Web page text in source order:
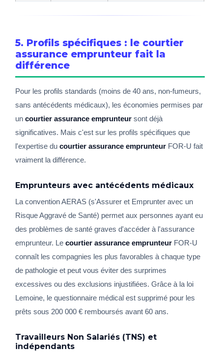
5. Profils spécifiques : le courtier
assurance emprunteur fait la
différence
Pour les profils standards (moins de 40 ans, non-fumeurs,
sans antécédents médicaux), les économies permises par
uncourtier assurance emprunteur sont déjà
significatives. Mais c'est sur les profils spécifiques que
l'expertise ducourtier assurance emprunteur FOR-U fait
vraiment la différence.
Emprunteurs avec antécédents médicaux
La convention AERAS (s'Assurer et Emprunter avec un
Risque Aggravé de Santé) permet aux personnes ayant eu
des problèmes de santé graves d'accéder à l'assurance
emprunteur. Lecourtier assurance emprunteur FOR-U
connaît les compagnies les plus favorables à chaque type
de pathologie et peut vous éviter des surprimes
excessives ou des exclusions injustifiées. Grâce à la loi
Lemoine, le questionnaire médical est supprimé pour les
prêts sous 200 000 € remboursés avant 60 ans.
Travailleurs Non Salariés (TNS) et
indépendants